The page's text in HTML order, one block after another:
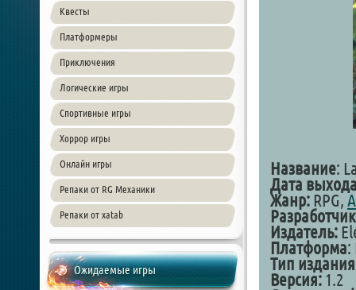
Квесты
Платформеры
Приключения
Логические игры
Спортивные игры
Хоррор игры
Онлайн игры
Репаки от RG Механики
Репаки от xatab
Ожидаемые игры
Название:
Дата
Жанр: RPG,
Издатель:
Платформа:
Тип
Версия: 1.2